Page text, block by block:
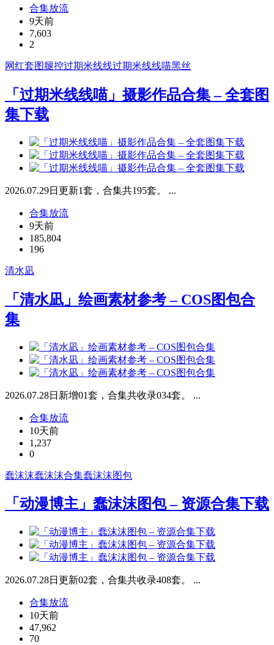
合集放流
9天前
7,603
2
网红套图腿控过期米线线过期米线线喵黑丝
「过期米线线喵」摄影作品合集 – 全套图
集下载
2026.07.29日更新1套，合集共195套。 ...
合集放流
9天前
185,804
196
清水凪
「清水凪」绘画素材参考 – COS图包合
集
2026.07.28日新增01套，合集共收录034套。 ...
合集放流
10天前
1,237
0
蠢沫沫蠢沫沫合集蠢沫沫图包
「动漫博主」蠢沫沫图包 – 资源合集下载
2026.07.28日更新02套，合集共收录408套。 ...
合集放流
10天前
47,962
70